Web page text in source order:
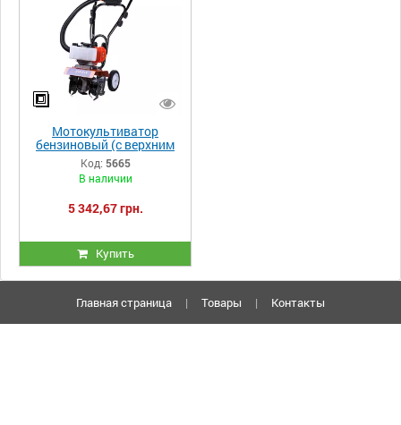
Мотокультиватор
бензиновый (с верхним
фильтром) TATA 52CC MK
Код: 5665
В наличии
5 342,67 грн.
Купить
Главная страница | Товары | Контакты